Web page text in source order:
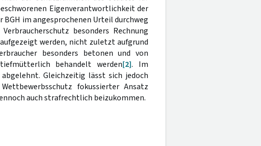
Eigenverantwortlichkeit der
im angesprochenen Urteil durchweg
besonders Rechnung
werden, nicht zuletzt aufgrund
besonders betonen und von
behandelt werden[2]. Im
Gleichzeitig lässt sich jedoch
fokussierter Ansatz
auch strafrechtlich beizukommen.